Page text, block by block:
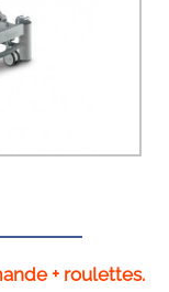
+ roulettes.